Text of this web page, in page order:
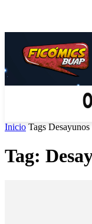
Inicio Tags Desayunos
Tag: